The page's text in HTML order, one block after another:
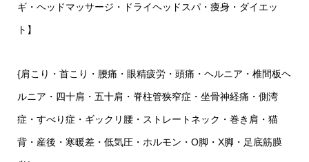
ギ・ヘッドマッサージ・ドライヘッドスパ・痩身・ダイエッ
ト】
{肩こり・首こり・腰痛・眼精疲労・頭痛・ヘルニア・椎間板ヘ
ルニア・四十肩・五十肩・脊柱管狭窄症・坐骨神経痛・側湾
症・すべり症・ギックリ腰・ストレートネック・巻き肩・猫
背・産後・寒暖差・低気圧・ホルモン・O脚・X脚・足底筋膜